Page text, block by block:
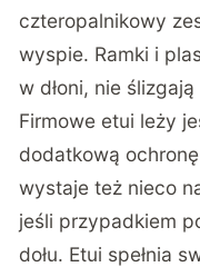
czteropalnikowy
wyspie. Ramki i
w dłoni, nie
Firmowe etui leży
dodatkową
wystaje też nieco
jeśli przypadkiem
dołu. Etui spełnia